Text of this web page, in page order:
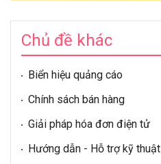
Chủ đề khác
Biển hiệu quảng cáo
Chính sách bán hàng
Giải pháp hóa đơn điện tử
Hướng dẫn - Hỗ trợ kỹ thuật